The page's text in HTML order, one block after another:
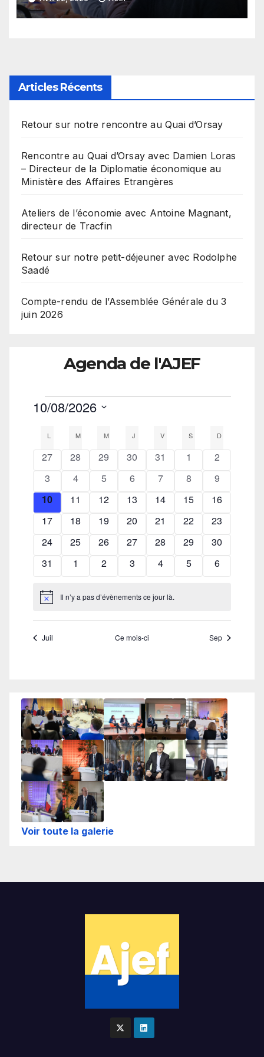
Articles Récents
Retour sur notre rencontre au Quai d’Orsay
Rencontre au Quai d’Orsay avec Damien Loras
– Directeur de la Diplomatie économique au
Ministère des Affaires Etrangères
Ateliers de l’économie avec Antoine Magnant,
directeur de Tracfin
Retour sur notre petit-déjeuner avec Rodolphe
Saadé
Compte-rendu de l’Assemblée Générale du 3
juin 2026
Agenda de l'AJEF
Voir toute la galerie